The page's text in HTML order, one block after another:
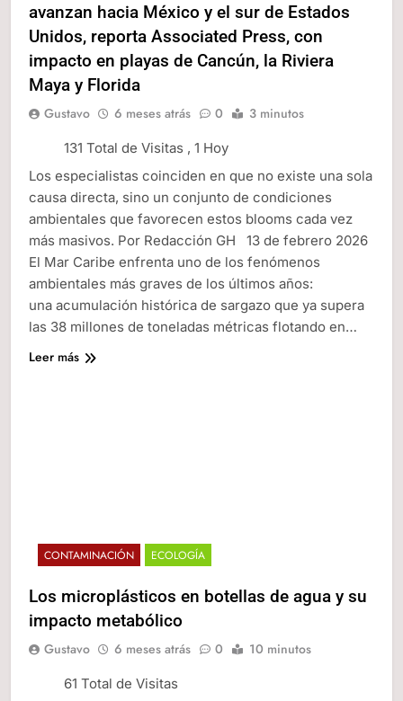
avanzan hacia México y el sur de Estados
Unidos, reporta Associated Press, con
impacto en playas de Cancún, la Riviera
Maya y Florida
Gustavo 6 meses atrás 0 3 minutos
131 Total de Visitas , 1 Hoy
Los especialistas coinciden en que no existe una sola
causa directa, sino un conjunto de condiciones
ambientales que favorecen estos blooms cada vez
más masivos. Por Redacción GH 13 de febrero 2026
El Mar Caribe enfrenta uno de los fenómenos
ambientales más graves de los últimos años:
una acumulación histórica de sargazo que ya supera
las 38 millones de toneladas métricas flotando en…
Leer más
CONTAMINACIÓN ECOLOGÍA
Los microplásticos en botellas de agua y su
impacto metabólico
Gustavo 6 meses atrás 0 10 minutos
61 Total de Visitas